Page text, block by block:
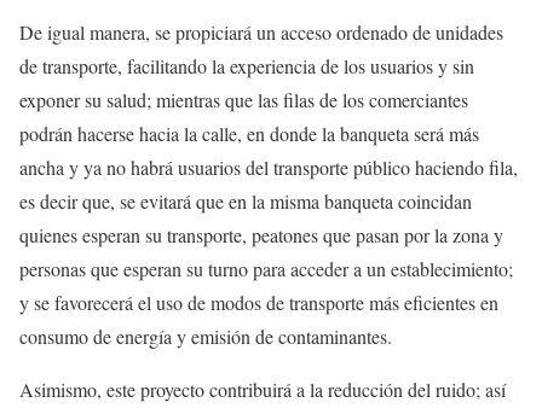
De igual manera, se propiciará un acceso ordenado de unidades
de transporte, facilitando la experiencia de los usuarios y sin
exponer su salud; mientras que las filas de los comerciantes
podrán hacerse hacia la calle, en donde la banqueta será más
ancha y ya no habrá usuarios del transporte público haciendo fila,
es decir que, se evitará que en la misma banqueta coincidan
quienes esperan su transporte, peatones que pasan por la zona y
personas que esperan su turno para acceder a un establecimiento;
y se favorecerá el uso de modos de transporte más eficientes en
consumo de energía y emisión de contaminantes.
Asimismo, este proyecto contribuirá a la reducción del ruido; así